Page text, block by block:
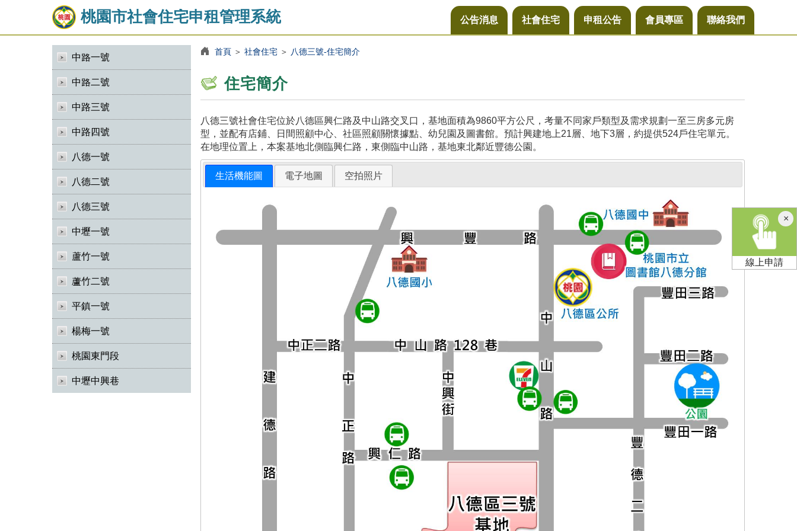
桃園市社會住宅申租管理系統 公告消息 社會住宅 申租公告 會員專區 聯絡我們
中路一號
中路二號
中路三號
中路四號
八德一號
八德二號
八德三號
中壢一號
蘆竹一號
蘆竹二號
平鎮一號
楊梅一號
桃園東門段
中壢中興巷
首頁＞ 社會住宅＞ 八德三號-住宅簡介
住宅簡介
八德三號社會住宅位於八德區興仁路及中山路交叉口，基地面積為9860平方公尺，考量不同家戶類型及需求規劃一至三房多元房
型，並配有店鋪、日間照顧中心、社區照顧關懷據點、幼兒園及圖書館。預計興建地上21層、地下3層，約提供524戶住宅單元。
在地理位置上，本案基地北側臨興仁路，東側臨中山路，基地東北鄰近豐德公園。
生活機能圖 電子地圖 空拍照片
×關
閉
線上申請